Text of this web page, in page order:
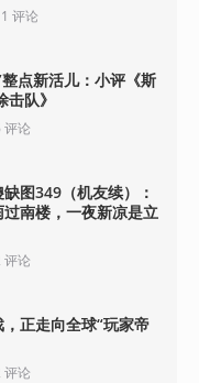
评论
整点新活儿：小评《斯
击队》
评论
图349（机友续）：
南楼，一夜新凉是立
评论
正走向全球“玩家帝
评论